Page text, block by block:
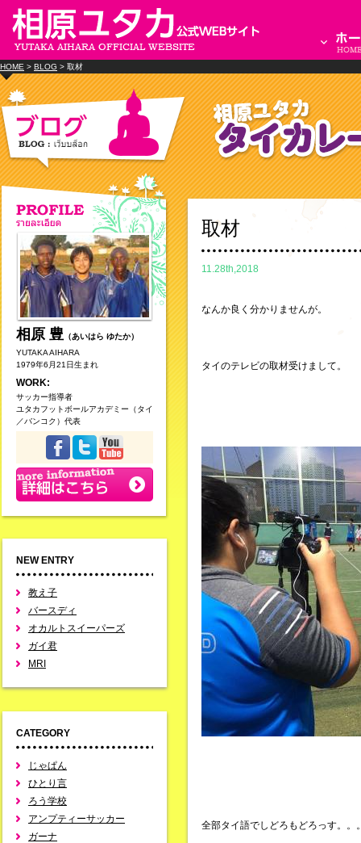
HOME > BLOG > 取材
相原 豊 （あいはら ゆたか）
YUTAKA AIHARA
1979年6月21日生まれ
WORK:
サッカー指導者
ユタカフットボールアカデミー（タイ
／バンコク）代表
NEW ENTRY
教え子
バースディ
オカルトスイーパーズ
ガイ君
MRI
CATEGORY
じゃぱん
ひとり言
ろう学校
アンプティーサッカー
ガーナ
取材
11.28th,2018
なんか良く分かりませんが。
タイのテレビの取材受けまして。
全部タイ語でしどろもどろっす。。